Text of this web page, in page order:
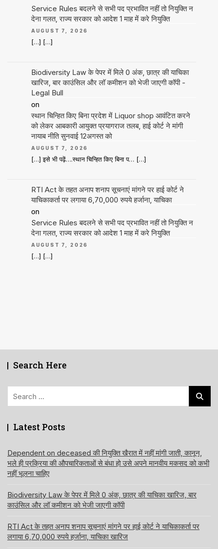
Service Rules बदलने से सभी पद प्रभावित नहीं तो नियुक्ति न
देना गलत, राज्य सरकार को आदेश 1 माह में करे नियुक्ति
AUGUST 7, 2026
[…] […]
Biodiversity Law के पेपर में मिले 0 अंक, छात्र की याचिका
खारिज, बार काउंसिल और लॉ कमीशन को भेजी जाएगी कॉपी -
Legal Bull
on
स्थान चिन्हित किए बिना प्रदेश में Liquor shop आवंटित करने
को लेकर आबकारी आयुक्त प्रयागराज तलब, हाई कोर्ट ने मांगी
नायाब नीति सुनवाई 12अगस्त को
AUGUST 7, 2026
[…] इसे भी पढ़ें….स्थान चिन्हित किए बिना प… […]
RTI Act के तहत अनाप शनाप सूचनाएं मांगने पर हाई कोर्ट ने
याचिकाकर्ता पर लगाया 6,70,000 रुपये हर्जाना, याचिका
on
Service Rules बदलने से सभी पद प्रभावित नहीं तो नियुक्ति न
देना गलत, राज्य सरकार को आदेश 1 माह में करे नियुक्ति
AUGUST 7, 2026
[…] […]
Search Here
Latest Posts
Dependent on deceased की नियुक्ति खैरात में नहीं मांगी जाती, कानून,
भले ही प्रक्रिया की औपचारिकताओं से बंधा हो उसे अपने मानवीय मकसद को कभी
नहीं भूलना चाहिए
Biodiversity Law के पेपर में मिले 0 अंक, छात्र की याचिका खारिज, बार
काउंसिल और लॉ कमीशन को भेजी जाएगी कॉपी
RTI Act के तहत अनाप शनाप सूचनाएं मांगने पर हाई कोर्ट ने याचिकाकर्ता पर
लगाया 6,70,000 रुपये हर्जाना, याचिका खारिज